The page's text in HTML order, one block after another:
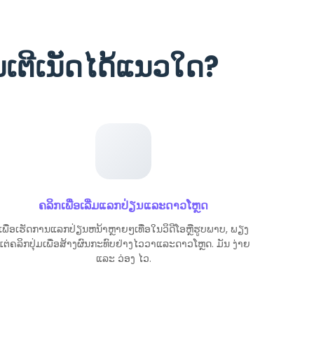
ທີ່ ຈະ ແລກປ່ຽນ ແລະ ເບິ່ງ AI ຮວມ ເຂົ້າກັນ ຢ່າງ ສົມບູນ.
ໄດ້ຮັບຄວາມມ່ວນຊື່ນ, ແບ່ງປັນຜົນໄດ້ທັນທີ, ເຫມາະສົມ
ຕີເນັດໄດ້ແນວໃດ?
ຄລິກເພື່ອເລີ່ມແລກປ່ຽນແລະດາວໂຫຼດ
ພື່ອເຮັດການແລກປ່ຽນຫນ້າຫຼາຍໆເທື່ອໃນວິດີໂອຫຼືຮູບພາບ, ພຽງ
ຕ່ຄລິກປຸ່ມເພື່ອສ້າງຜົນກະທົບຢ່າງໄວວາແລະດາວໂຫຼດ. ມັນ ງ່າຍ
ແລະ ວ່ອງ ໄວ.